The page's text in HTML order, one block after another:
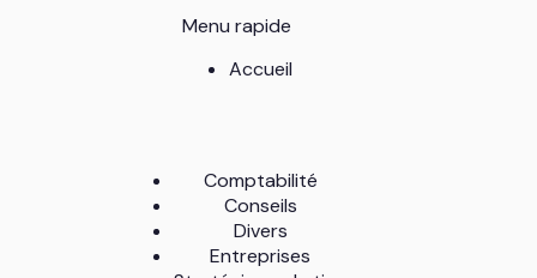
Menu rapide
Accueil
Comptabilité
Conseils
Divers
Entreprises